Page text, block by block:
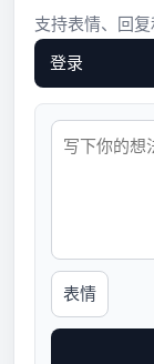
支持表情、回复
登录
表情